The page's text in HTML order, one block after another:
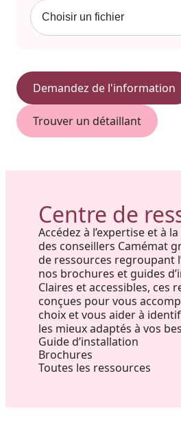
Demandez de l'information
Trouver un détaillant
Centre de
Accédez à l’expertise et à
des conseillers Camémat
de ressources regroupant
nos brochures et guides
Claires et accessibles, ces
conçues pour vous
choix et vous aider à
les mieux adaptés à vos
Guide d’installation
Brochures
Toutes les ressources